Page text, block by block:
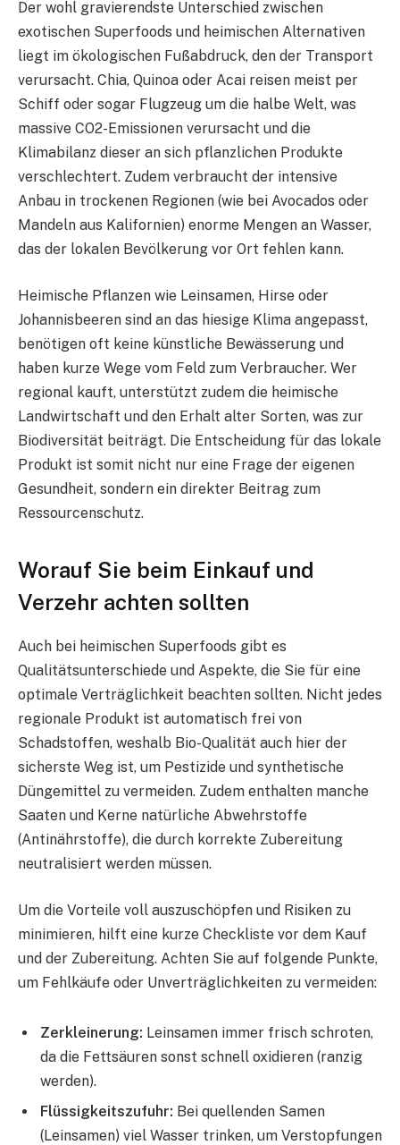
Der wohl gravierendste Unterschied zwischen
exotischen Superfoods und heimischen Alternativen
liegt im ökologischen Fußabdruck, den der Transport
verursacht. Chia, Quinoa oder Acai reisen meist per
Schiff oder sogar Flugzeug um die halbe Welt, was
massive CO2-Emissionen verursacht und die
Klimabilanz dieser an sich pflanzlichen Produkte
verschlechtert. Zudem verbraucht der intensive
Anbau in trockenen Regionen (wie bei Avocados oder
Mandeln aus Kalifornien) enorme Mengen an Wasser,
das der lokalen Bevölkerung vor Ort fehlen kann.
Heimische Pflanzen wie Leinsamen, Hirse oder
Johannisbeeren sind an das hiesige Klima angepasst,
benötigen oft keine künstliche Bewässerung und
haben kurze Wege vom Feld zum Verbraucher. Wer
regional kauft, unterstützt zudem die heimische
Landwirtschaft und den Erhalt alter Sorten, was zur
Biodiversität beiträgt. Die Entscheidung für das lokale
Produkt ist somit nicht nur eine Frage der eigenen
Gesundheit, sondern ein direkter Beitrag zum
Ressourcenschutz.
Worauf Sie beim Einkauf und
Verzehr achten sollten
Auch bei heimischen Superfoods gibt es
Qualitätsunterschiede und Aspekte, die Sie für eine
optimale Verträglichkeit beachten sollten. Nicht jedes
regionale Produkt ist automatisch frei von
Schadstoffen, weshalb Bio-Qualität auch hier der
sicherste Weg ist, um Pestizide und synthetische
Düngemittel zu vermeiden. Zudem enthalten manche
Saaten und Kerne natürliche Abwehrstoffe
(Antinährstoffe), die durch korrekte Zubereitung
neutralisiert werden müssen.
Um die Vorteile voll auszuschöpfen und Risiken zu
minimieren, hilft eine kurze Checkliste vor dem Kauf
und der Zubereitung. Achten Sie auf folgende Punkte,
um Fehlkäufe oder Unverträglichkeiten zu vermeiden:
Zerkleinerung: Leinsamen immer frisch schroten,
da die Fettsäuren sonst schnell oxidieren (ranzig
werden).
Flüssigkeitszufuhr: Bei quellenden Samen
(Leinsamen) viel Wasser trinken, um Verstopfungen